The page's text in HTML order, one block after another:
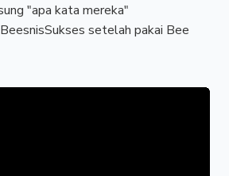
"apa kata mereka"
setelah pakai Bee